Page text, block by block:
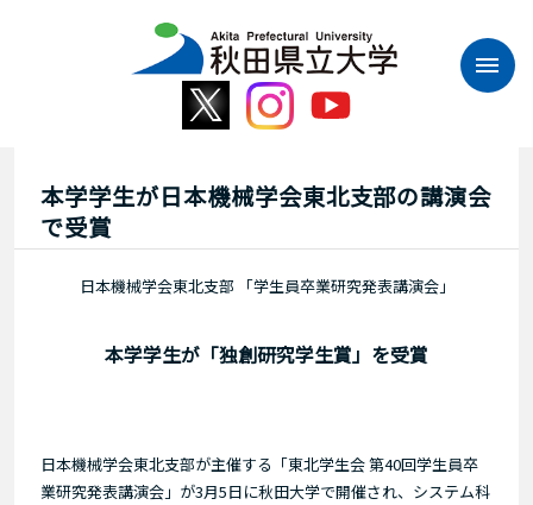
本学学生が日本機械学会東北支部の講演会
で受賞
日本機械学会東北支部 「学生員卒業研究発表講演会」
本学学生が「独創研究学生賞」を受賞
日本機械学会東北支部が主催する「東北学生会 第40回学生員卒
業研究発表講演会」が3月5日に秋田大学で開催され、システム科